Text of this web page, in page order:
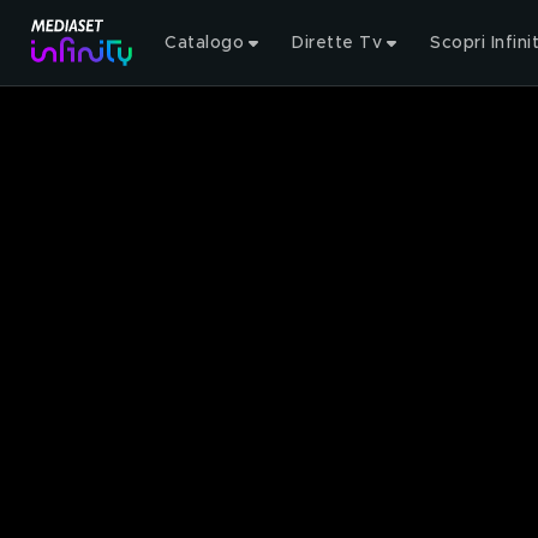
Catalogo Dirette Tv Scopri